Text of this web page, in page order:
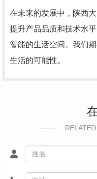
在未来的发展中，陕西
提升产品品质和技术水
智能的生活空间。我们
生活的可能性。